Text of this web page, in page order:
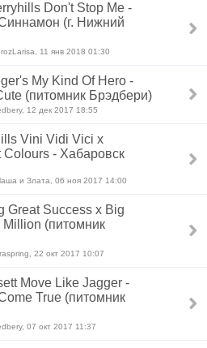
Don't Stop Me -
(г. Нижний
11 янв 2018 01:30
My Kind Of Hero -
(питомник Брэдбери)
12 дек 2017 18:55
Vini Vidi Vici x
- Хабаровск
и Злата, 06 ноя 2017 14:00
Great Success x Big
(питомник
22 окт 2017 10:07
Move Like Jagger -
True (питомник
07 окт 2017 11:37